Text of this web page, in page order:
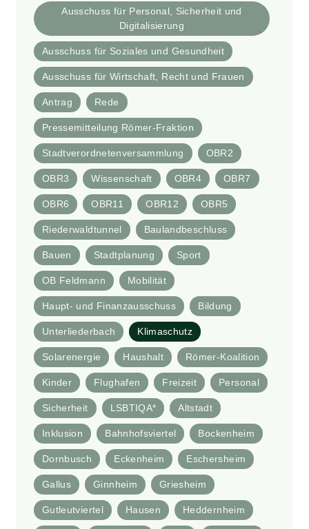
Ausschuss für Personal, Sicherheit und
Digitalisierung
Ausschuss für Soziales und Gesundheit
Ausschuss für Wirtschaft, Recht und Frauen
Antrag Rede
Pressemitteilung Römer-Fraktion
Stadtverordnetenversammlung OBR2
OBR3 Wissenschaft OBR4 OBR7
OBR6 OBR11 OBR12 OBR5
Riederwaldtunnel Baulandbeschluss
Bauen Stadtplanung Sport
OB Feldmann Mobilität
Haupt- und Finanzausschuss Bildung
Unterliederbach Klimaschutz
Solarenergie Haushalt Römer-Koalition
Kinder Flughafen Freizeit Personal
Sicherheit LSBTIQA* Altstadt
Inklusion Bahnhofsviertel Bockenheim
Dornbusch Eckenheim Eschersheim
Gallus Ginnheim Griesheim
Gutleutviertel Hausen Heddernheim